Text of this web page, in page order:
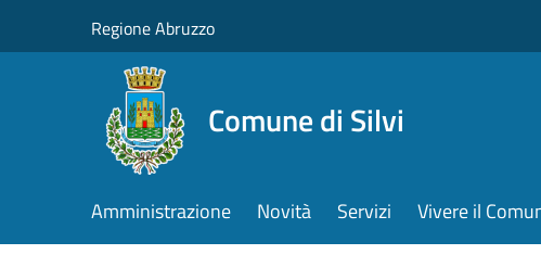
Regione Abruzzo
Comune di Silvi
Amministrazione Novità Servizi Vivere il